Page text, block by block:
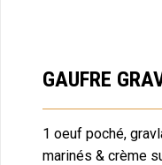
GAUFRE
1 oeuf poché,
marinés & crème